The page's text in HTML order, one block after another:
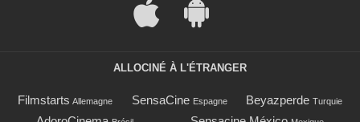
ALLOCINÉ À L'ÉTRANGER
Filmstarts Allemagne SensaCine Espagne Beyazperde Turquie